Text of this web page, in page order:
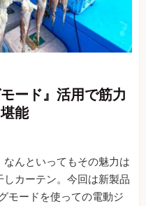
ード』活用で筋力
能
んといってもその魅力は
カーテン。今回は新製品
モードを使っての電動ジ